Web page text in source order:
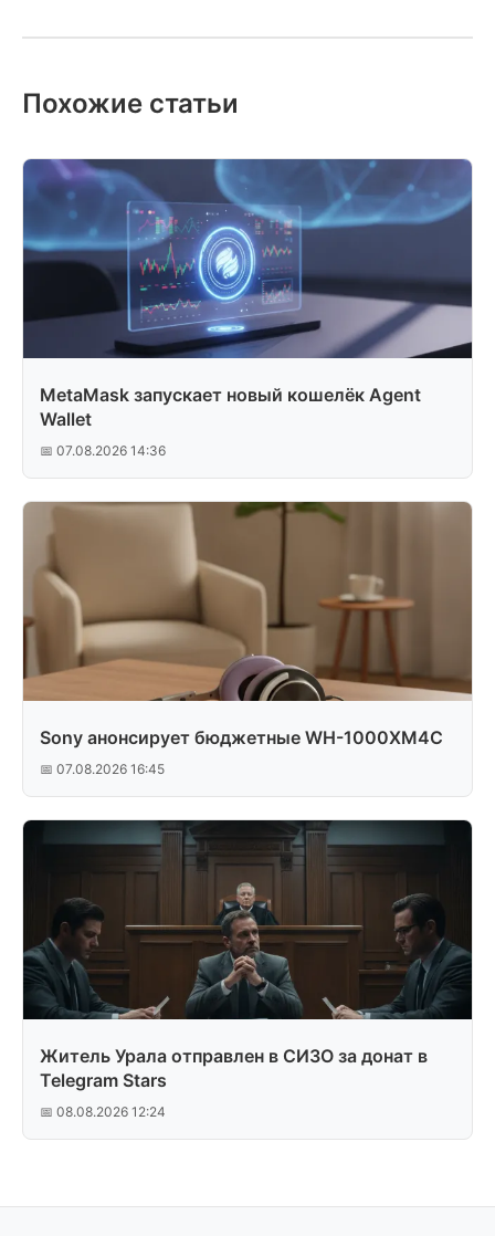
Похожие статьи
MetaMask запускает новый кошелёк Agent
Wallet
📅 07.08.2026 14:36
Sony анонсирует бюджетные WH-1000XM4C
📅 07.08.2026 16:45
Житель Урала отправлен в СИЗО за донат в
Telegram Stars
📅 08.08.2026 12:24